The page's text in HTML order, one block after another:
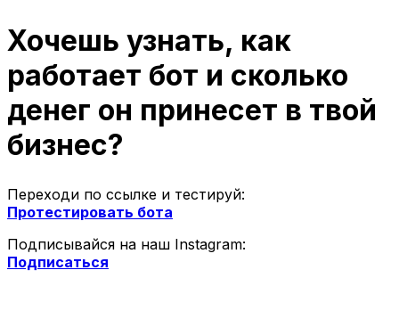
Хочешь узнать, как
работает бот и сколько
денег он принесет в твой
бизнес?
Переходи по ссылке и тестируй:
Протестировать бота
Подписывайся на наш Instagram:
Подписаться